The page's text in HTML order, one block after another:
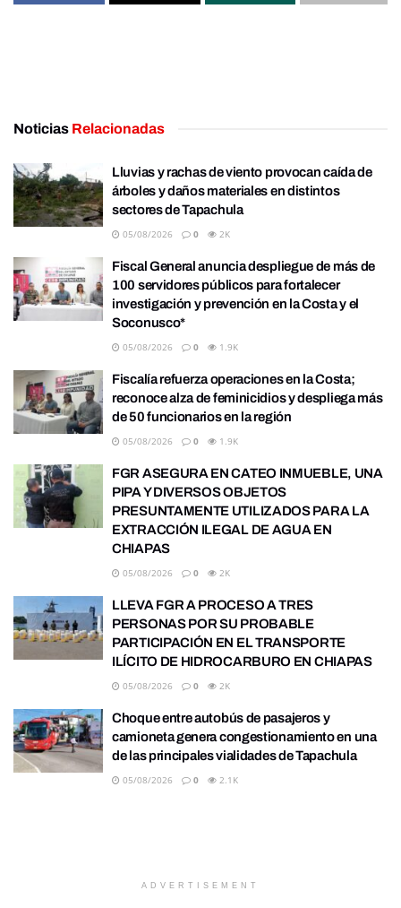
Noticias Relacionadas
Lluvias y rachas de viento provocan caída de
árboles y daños materiales en distintos
sectores de Tapachula
05/08/2026 0 2K
Fiscal General anuncia despliegue de más de
100 servidores públicos para fortalecer
investigación y prevención en la Costa y el
Soconusco*
05/08/2026 0 1.9K
Fiscalía refuerza operaciones en la Costa;
reconoce alza de feminicidios y despliega más
de 50 funcionarios en la región
05/08/2026 0 1.9K
FGR ASEGURA EN CATEO INMUEBLE, UNA
PIPA Y DIVERSOS OBJETOS
PRESUNTAMENTE UTILIZADOS PARA LA
EXTRACCIÓN ILEGAL DE AGUA EN
CHIAPAS
05/08/2026 0 2K
LLEVA FGR A PROCESO A TRES
PERSONAS POR SU PROBABLE
PARTICIPACIÓN EN EL TRANSPORTE
ILÍCITO DE HIDROCARBURO EN CHIAPAS
05/08/2026 0 2K
Choque entre autobús de pasajeros y
camioneta genera congestionamiento en una
de las principales vialidades de Tapachula
05/08/2026 0 2.1K
ADVERTISEMENT